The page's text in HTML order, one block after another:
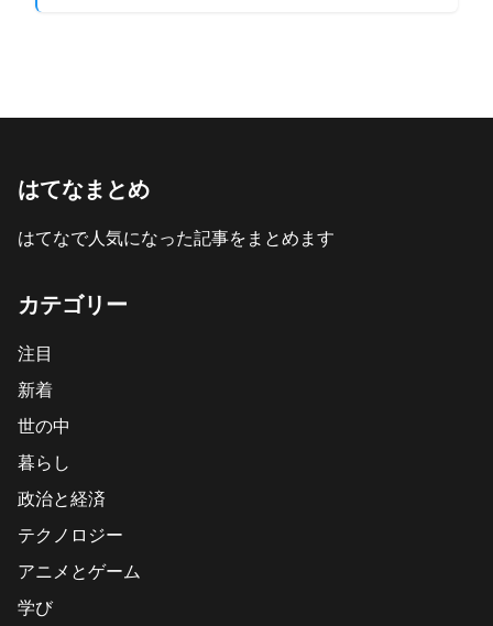
はてなまとめ
はてなで人気になった記事をまとめます
カテゴリー
注目
新着
世の中
暮らし
政治と経済
テクノロジー
アニメとゲーム
学び